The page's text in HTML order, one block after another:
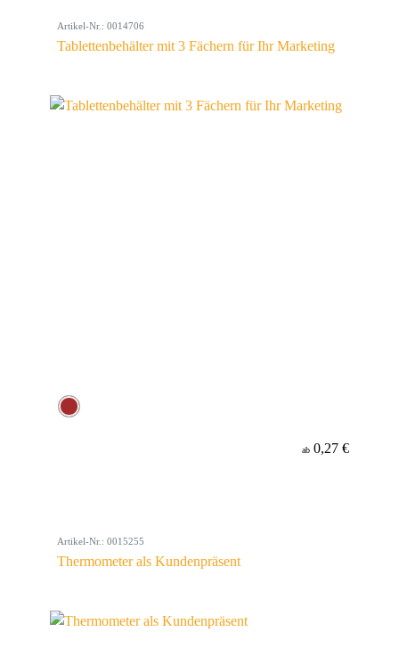
Artikel-Nr.: 0014706
Tablettenbehälter mit 3 Fächern für Ihr Marketing
ab 0,27 €
Artikel-Nr.: 0015255
Thermometer als Kundenpräsent